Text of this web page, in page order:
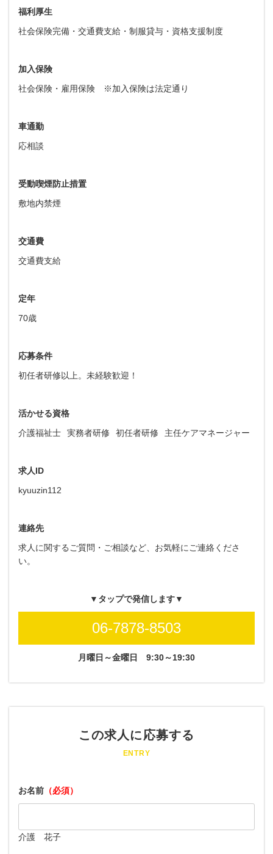
福利厚生
社会保険完備・交通費支給・制服貸与・資格支援制度
加入保険
社会保険・雇用保険 ※加入保険は法定通り
車通勤
応相談
受動喫煙防止措置
敷地内禁煙
交通費
交通費支給
定年
70歳
応募条件
初任者研修以上。未経験歓迎！
活かせる資格
介護福祉士
実務者研修 初任者研修 主任ケアマネージャー
求人ID
kyuuzin112
連絡先
求人に関するご質問・ご相談など、お気軽にご連絡くださ
い。
▼タップで発信します▼
06-7878-8503
月曜日～金曜日 9:30～19:30
この求人に応募する
ENTRY
お名前 （必須）
介護 花子